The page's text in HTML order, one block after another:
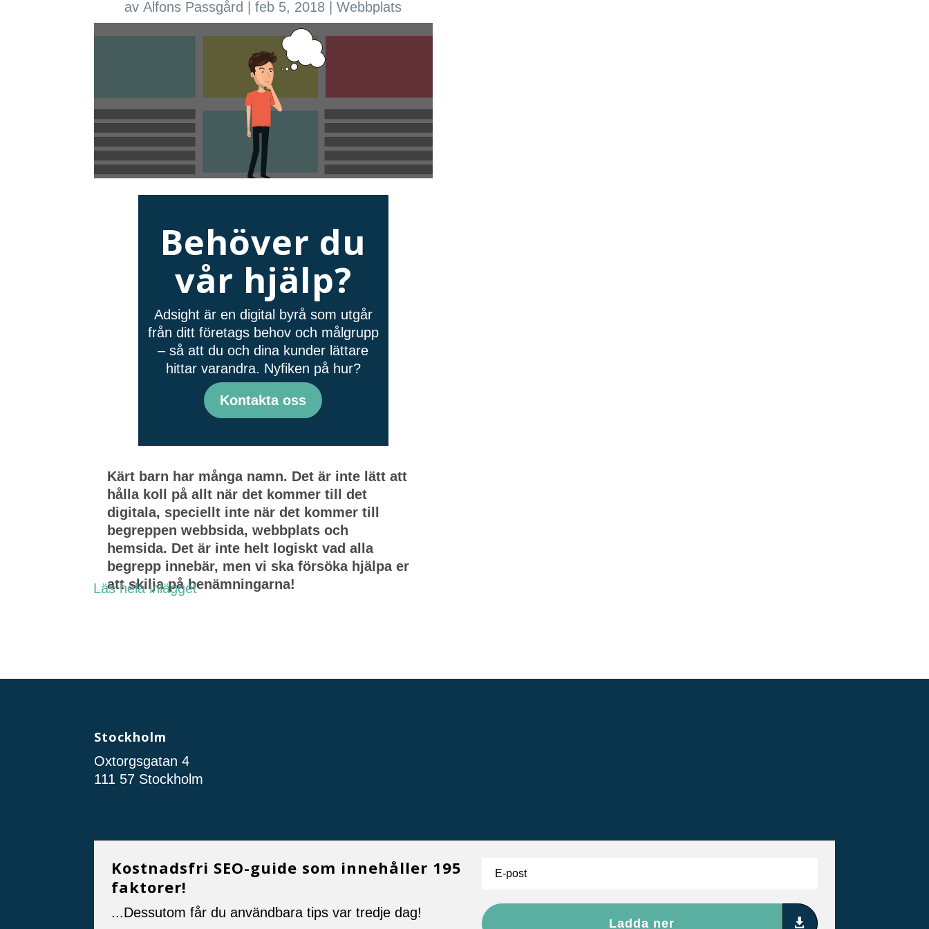
avAlfons Passgård |feb 5, 2018 |Webbplats
Behöver du
vår hjälp?
Adsight är en digital byrå som utgår
från ditt företags behov och målgrupp
– så att du och dina kunder lättare
hittar varandra. Nyfiken på hur?
Kontakta oss
Kärt barn har många namn. Det är inte lätt att
hålla koll på allt när det kommer till det
digitala, speciellt inte när det kommer till
begreppen webbsida, webbplats och
hemsida. Det är inte helt logiskt vad alla
begrepp innebär, men vi ska försöka hjälpa er
att skilja på benämningarna!
Läs hela inlägget
Stockholm
Oxtorgsgatan 4
111 57 Stockholm
Kostnadsfri SEO-guide som innehåller 195
faktorer!
...Dessutom får du användbara tips var tredje dag!
Ladda ner